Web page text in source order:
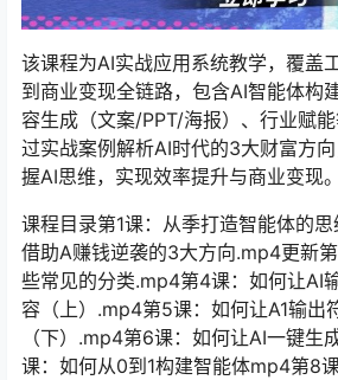
该课程为AI实战应用系统教学，覆盖
到商业变现全链路，包含AI智能体构
容生成（文案/PPT/海报）、行业赋
过实战案例解析AI时代的3大财富方
握AI思维，实现效率提升与商业变现。
课程目录第1课：从季打造智能体的思
借助A赚钱逆袭的3大方向.mp4更新
些常见的分类.mp4第4课：如何让AI
容（上）.mp4第5课：如何让A1输出
（下）.mp4第6课：如何让AI一键生
课：如何从0到1构建智能体mp4第8